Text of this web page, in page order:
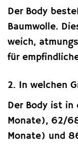
Der Body
Baumwolle.
weich,
für
2. In welchen
Der Body ist
Monate), 62/
Monate) und